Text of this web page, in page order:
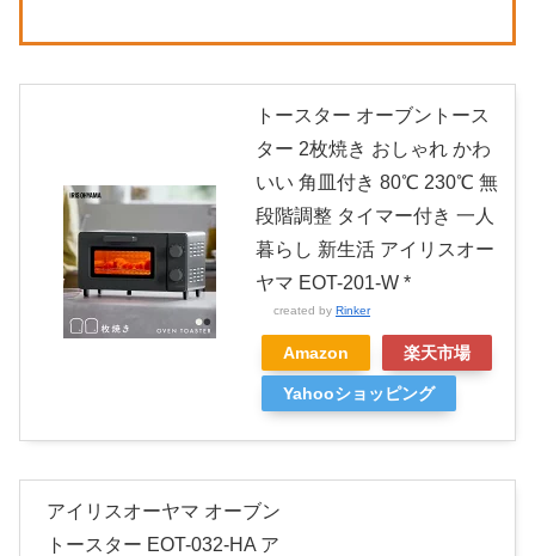
トースター オーブントース
ター 2枚焼き おしゃれ かわ
いい 角皿付き 80℃ 230℃ 無
段階調整 タイマー付き 一人
暮らし 新生活 アイリスオー
ヤマ EOT-201-W *
created by Rinker
Amazon 楽天市場
Yahooショッピング
アイリスオーヤマ オーブン
トースター EOT-032-HA ア